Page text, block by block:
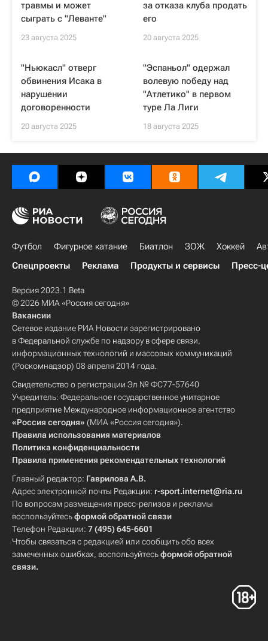
травмы и может
сыграть с "Леванте"
23 августа 2025
за отказа клуба продать
его
20 августа 2025
"Ньюкасл" отверг
обвинения Исака в
нарушении
договоренности
20 августа 2025
"Эспаньол" одержал
волевую победу над
"Атлетико" в первом
туре Ла Лиги
18 августа 2025
Футбол Фигурное катание Биатлон ЗОЖ Хоккей
Спецпроекты
Реклама Продукты и сервисы Пресс-
Версия 2023.1 Beta
© 2026 МИА «Россия сегодня»
Вакансии
Сетевое издание РИА Новости зарегистрировано
в Федеральной службе по надзору в сфере связи,
информационных технологий и массовых коммуникаций
(Роскомнадзор) 08 апреля 2014 года.
Свидетельство о регистрации Эл № ФС77-57640
Учредитель: Федеральное государственное унитарное
предприятие Международное информационное агентство
«Россия сегодня» (МИА «Россия сегодня»).
Правила использования материалов
Политика конфиденциальности
Правила применения рекомендательных технологий
Главный редактор: Гаврилова А.В.
Адрес электронной почты Редакции: r-sport.internet@ria.ru
По вопросам размещения пресс-релизов и рекламы
воспользуйтесьформой обратной связи
Телефон Редакции: 7 (495) 645-6601
Чтобы связаться с редакцией или сообщить обо всех
замеченных ошибках, воспользуйтесьформой обратной
связи.